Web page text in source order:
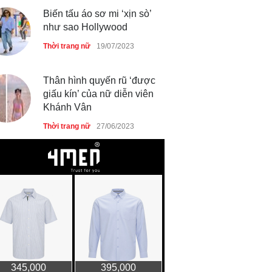
Biến tấu áo sơ mi ‘xịn sò’
như sao Hollywood
Thời trang nữ 19/07/2023
Thân hình quyến rũ ‘được
giấu kín’ của nữ diễn viên
Khánh Vân
Thời trang nữ 27/06/2023